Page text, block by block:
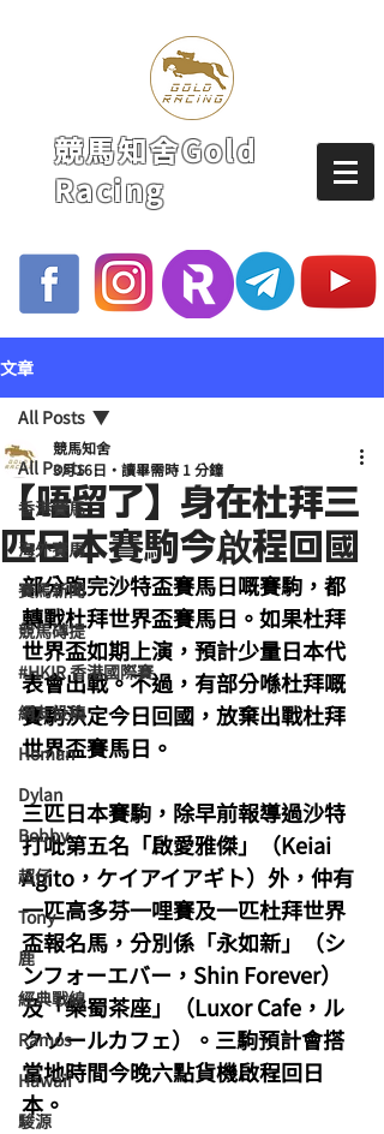
競馬知舍Gold
Racing
文章
All Posts
香港賽馬
海外賽馬
賽馬新聞
競馬磚提
#HKIR 香港國際賽
網友投稿
Homan
Dylan
Bobby
超仔
Tony
鹿
經典戰線
Ramos
Hawaii
駿源
All Posts
【唔留了】身在杜拜三
匹日本賽駒今啟程回國
競馬知舍
3月16日
讀畢需時 1 分鐘
部分跑完沙特盃賽馬日嘅賽駒，都
轉戰杜拜世界盃賽馬日。如果杜拜
世界盃如期上演，預計少量日本代
表會出戰。不過，有部分喺杜拜嘅
賽駒決定今日回國，放棄出戰杜拜
世界盃賽馬日。
三匹日本賽駒，除早前報導過沙特
打吡第五名「啟愛雅傑」（Keiai
Agito，ケイアイアギト）外，仲有
一匹高多芬一哩賽及一匹杜拜世界
盃報名馬，分別係「永如新」（シ
ンフォーエバー，Shin Forever）
及「樂蜀茶座」（Luxor Cafe，ル
クソールカフェ）。三駒預計會搭
當地時間今晚六點貨機啟程回日
本。